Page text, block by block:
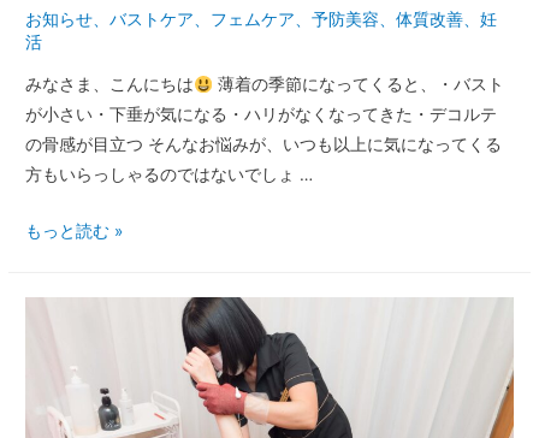
お知らせ 、バストケア フェムケア 、予防美容 、体質改善 、妊
活
みなさま、こんにちは
薄着の季節になってくると、・バスト
が小さい・下垂が気になる・ハリがなくなってきた・デコルテ
の骨感が目立つ そんなお悩みが、いつも以上に気になってくる
方もいらっしゃるのではないでしょ …
もっと読む »